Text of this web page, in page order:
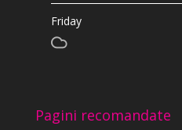
Friday
Pagini recomandate